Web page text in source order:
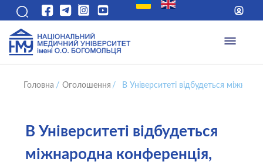
Головна / Оголошення / В Університеті відбудеться
В Університеті відбудеться
міжнародна конференція,